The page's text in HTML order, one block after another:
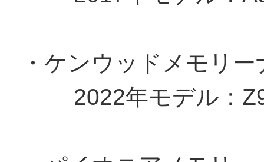
・ケンウッドメモリ
2022年モデル：